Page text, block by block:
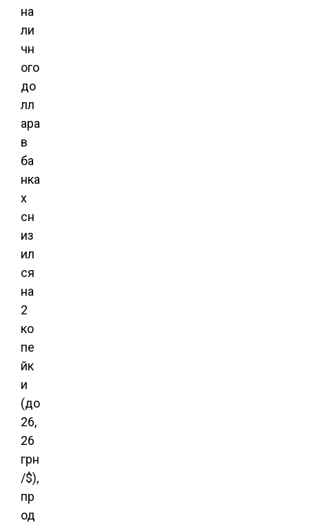
на
ли
чн
ого
до
лл
ара
в
ба
нка
х
сн
из
ил
ся
на
2
ко
пе
йк
и
(до
26,
26
грн
/$),
пр
од